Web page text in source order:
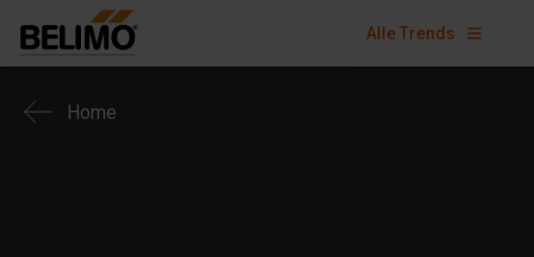
Alle Trends
Home